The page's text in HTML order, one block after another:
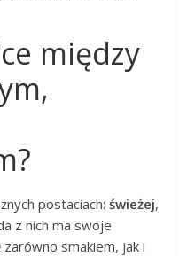
między
postaciach:świeżej,
z nich ma swoje
smakiem, jak i